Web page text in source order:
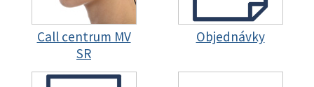
Call centrum MV
SR
Objednávky